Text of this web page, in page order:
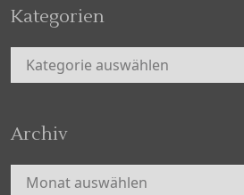
Kategorien
Kategorien
Archiv
Archiv